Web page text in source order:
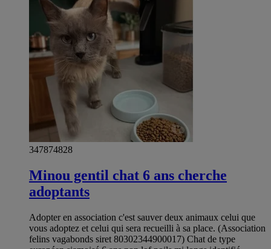
347874828
Minou gentil chat 6 ans cherche
adoptants
Adopter en association c'est sauver deux animaux celui que
vous adoptez et celui qui sera recueilli à sa place. (Association
felins vagabonds siret 80302344900017) Chat de type